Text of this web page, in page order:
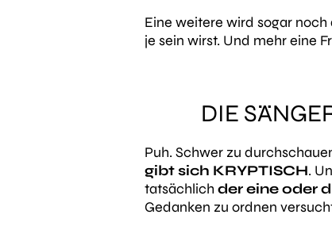
Eine weitere wird sogar
je sein wirst. Und mehr eine
DIE
Puh. Schwer zu
gibt sich KRYPTISCH.
tatsächlich der eine oder
Gedanken zu ordnen